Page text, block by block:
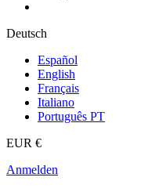
Deutsch
Español
English
Français
Italiano
Português PT
EUR €
Anmelden